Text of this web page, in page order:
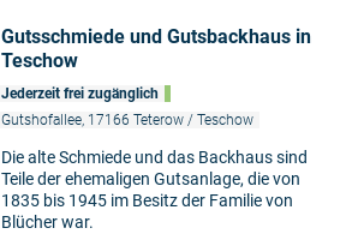
Gutsschmiede und Gutsbackhaus in
Teschow
Jederzeit frei zugänglich
Gutshofallee, 17166 Teterow / Teschow
Die alte Schmiede und das Backhaus sind
Teile der ehemaligen Gutsanlage, die von
1835 bis 1945 im Besitz der Familie von
Blücher war.